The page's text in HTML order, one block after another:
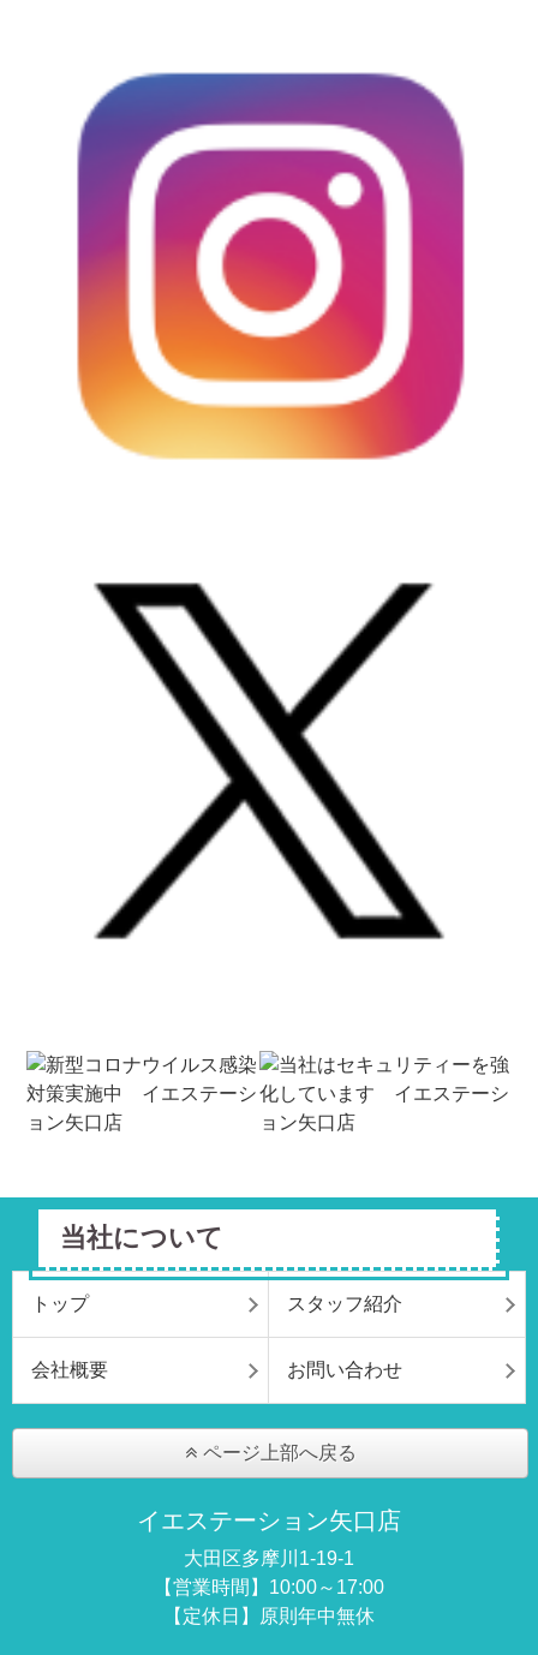
当社について
トップ スタッフ紹介
会社概要 お問い合わせ
ページ上部へ戻る
イエステーション矢口店
大田区多摩川1-19-1
【営業時間】10:00～17:00
【定休日】原則年中無休